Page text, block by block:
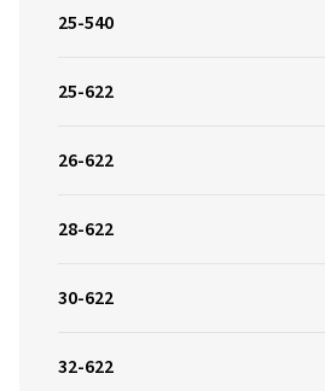
25-540
25-622
26-622
28-622
30-622
32-622